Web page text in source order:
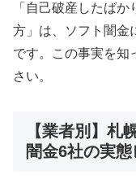
「自己破産したば
方」は、ソフト闇金
です。この事実を知
さい。
【業者別】札
闇金6社の実